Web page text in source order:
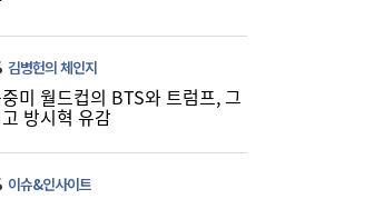
김병헌의 체인지
미 월드컵의 BTS와 트럼프, 그
방시혁 유감
이슈&인사이트